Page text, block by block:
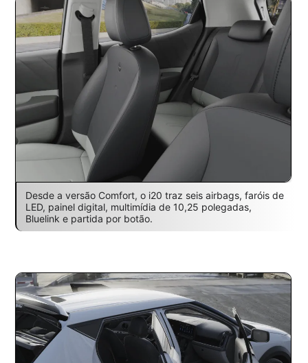
Desde a versão Comfort, o i20 traz seis airbags, faróis de
LED, painel digital, multimídia de 10,25 polegadas,
Bluelink e partida por botão.